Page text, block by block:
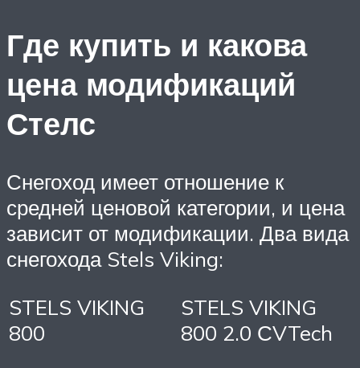
Где купить и какова
цена модификаций
Стелс
Снегоход имеет отношение к
средней ценовой категории, и цена
зависит от модификации. Два вида
снегохода Stels Viking:
STELS VIKING
800
STELS VIKING
800 2.0 СVTech